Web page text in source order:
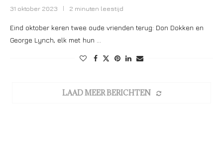
31 oktober 2023 2 minuten leestijd
Eind oktober keren twee oude vrienden terug: Don Dokken en
George Lynch, elk met hun …
LAAD MEER BERICHTEN